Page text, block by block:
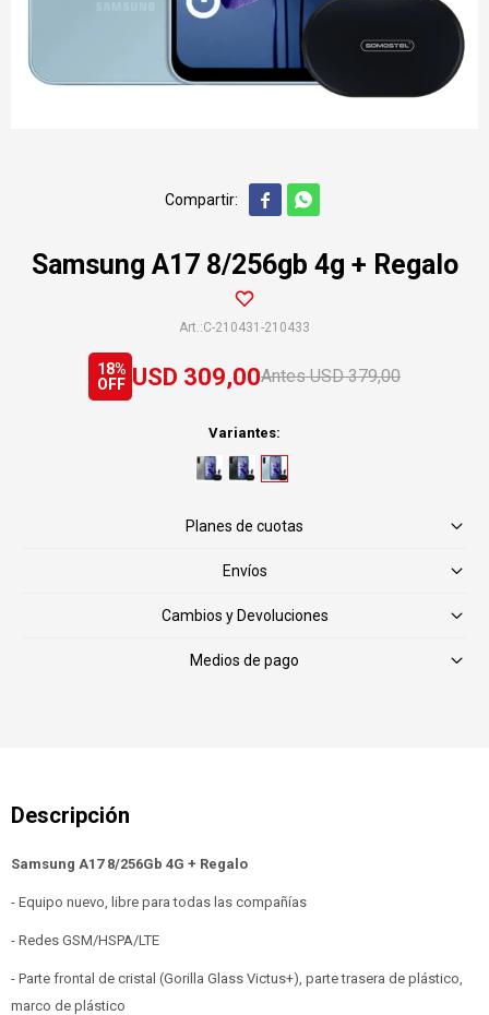
 
Samsung A17 8/256gb 4g + Regalo
C-210431-210433
USD 309,00 USD 379,00
18
Variantes:
Planes de cuotas
Envíos
Cambios y Devoluciones
Medios de pago
Samsung A17 8/256Gb 4G + Regalo
- Equipo nuevo, libre para todas las compañías
- Redes GSM/HSPA/LTE
- Parte frontal de cristal (Gorilla Glass Victus+), parte trasera de plástico,
marco de plástico